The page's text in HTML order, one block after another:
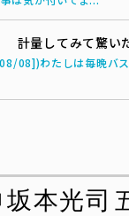
計量してみて驚い
08])わたしは毎晩バ
坂本光司